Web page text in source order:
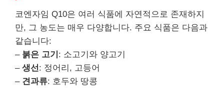
코엔자임 Q10은 여러 식품에 자연적으로 존재하지
만, 그 농도는 매우 다양합니다. 주요 식품은 다음과
같습니다:
– 붉은 고기 : 소고기와 양고기
– 생선: 정어리, 고등어
– 견과류: 호두와 땅콩